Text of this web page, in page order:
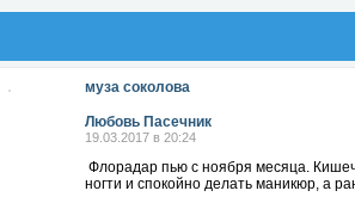
муза соколова
Любовь Пасечник
19.03.2017 в 20:24
Флорадар пью с ноября месяца.
ногти и спокойно делать маникюр, а